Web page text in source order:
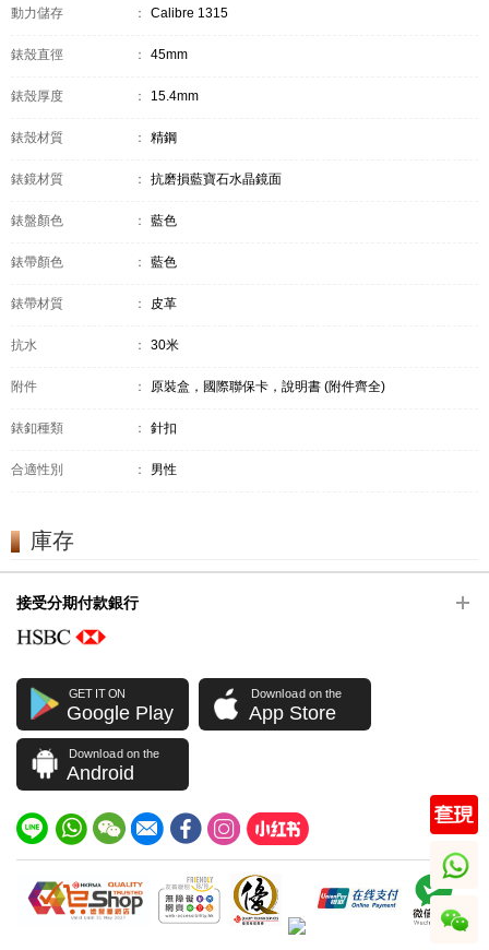
動力儲存 ： Calibre 1315
錶殼直徑 ： 45mm
錶殼厚度 ： 15.4mm
錶殼材質 ： 精鋼
錶鏡材質 ： 抗磨損藍寶石水晶鏡面
錶盤顏色 ： 藍色
錶帶顏色 ： 藍色
錶帶材質 ： 皮革
抗水 ： 30米
附件 ： 原裝盒，國際聯保卡，說明書 (附件齊全)
錶釦種類 ： 針扣
合適性別 ： 男性
庫存
接受分期付款銀行
GET IT ON
Google Play
Download on the
App Store
Download on the
Android